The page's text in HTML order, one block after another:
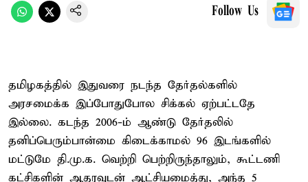
Follow Us
தமிழகத்தில் இதுவரை நடந்த தேர்தல்களில்
அரசமைக்க இப்போதுபோல சிக்கல் ஏற்பட்டதே
இல்லை. கடந்த 2006-ம் ஆண்டு தேர்தலில்
தனிப்பெரும்பான்மை கிடைக்காமல் 96 இடங்களில்
மட்டுமே தி.மு.க. வெற்றி பெற்றிருந்தாலும், கூட்டணி
கட்சிகளின் ஆதரவுடன் ஆட்சியமைத்து, அந்த 5